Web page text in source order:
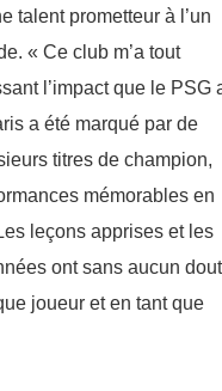
talent prometteur à l’un
« Ce club m’a tout
l’impact que le PSG
a été marqué par de
titres de champion,
mémorables en
leçons apprises et les
ont sans aucun
joueur et en tant que